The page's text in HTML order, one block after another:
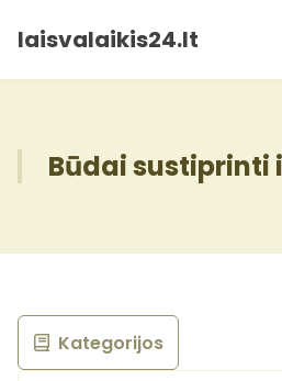
laisvalaikis24.lt
Būdai sustiprinti
Kategorijos